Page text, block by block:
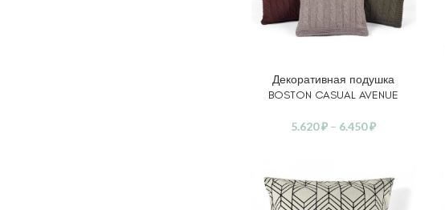
ВЫБЕРИТЕ ПАРАМЕТРЫ
Декоративная подушка
BOSTON CASUAL AVENUE
5.620₽ – 6.450₽